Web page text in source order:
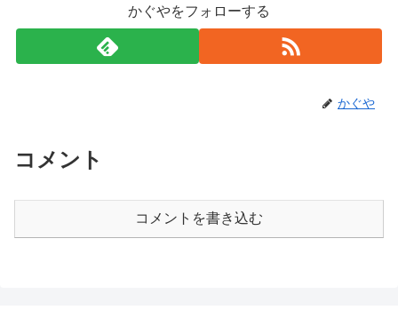
かぐやをフォローする
かぐや
コメント
コメントを書き込む